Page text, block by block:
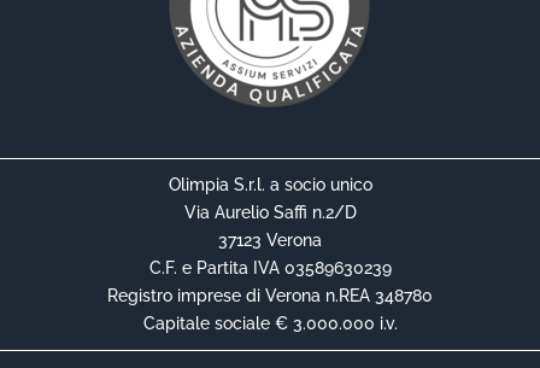
Olimpia S.r.l. a socio unico
Via Aurelio Saffi n.2/D
37123 Verona
C.F. e Partita IVA 03589630239
Registro imprese di Verona n.REA 348780
Capitale sociale € 3.000.000 i.v.